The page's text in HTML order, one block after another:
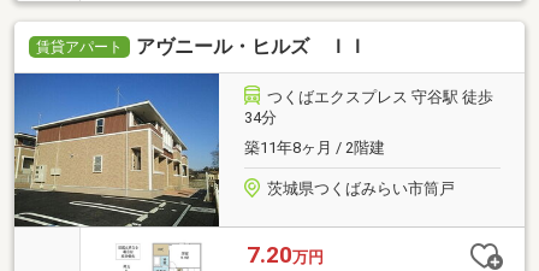
賃貸アパート アヴニール・ヒルズ ＩＩ
つくばエクスプレス 守谷駅 徒歩
34分
築11年8ヶ月 / 2階建
茨城県つくばみらい市筒戸
7.20万円